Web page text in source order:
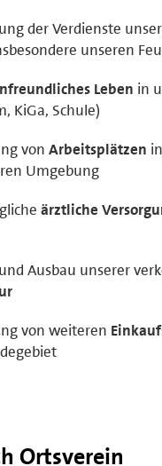
der Verdienste
unseren
Leben in
KiGa, Schule)
vonArbeitsplätzen
Umgebung
ärztliche
Ausbau unserer
von weiteren
Ortsverein